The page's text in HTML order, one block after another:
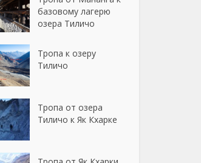
базовому лагерю
озера Тиличо
Тропа к озеру
Тиличо
Тропа от озера
Тиличо к Як Кхарке